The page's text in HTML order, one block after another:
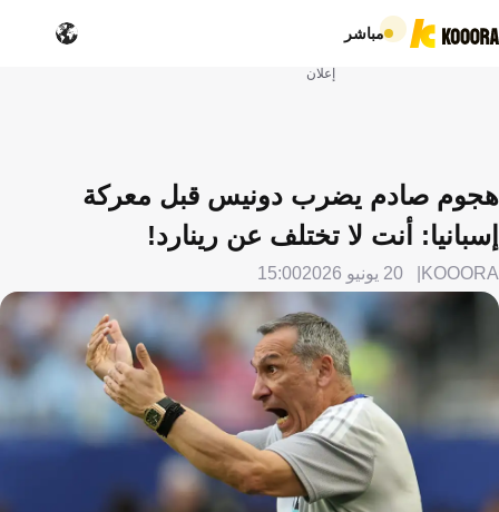
مباشر
إعلان
هجوم صادم يضرب دونيس قبل معركة
إسبانيا: أنت لا تختلف عن رينارد!
KOOORA 20 يونيو 2026 15:00